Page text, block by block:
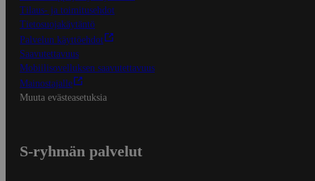
Tilaus- ja toimitusehdot
Tietosuojakäytäntö
Palvelun käyttöehdot
Saavutettavuus
Mobiilisovelluksen saavutettavuus
Mainostajalle
Muuta evästeasetuksia
S-ryhmän palvelut